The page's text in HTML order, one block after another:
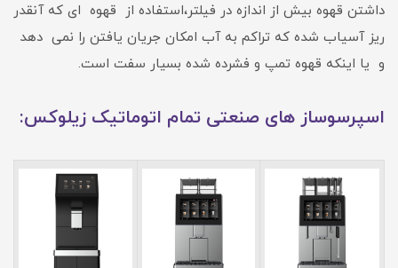
داشتن قهوه بیش از اندازه در فیلتر،استفاده از قهوه ای که آنقدر
ریز آسیاب شده که تراکم به آب امکان جریان یافتن را نمی دهد
و یا اینکه قهوه تمپ و فشرده شده بسیار سفت است.
اسپرسوساز های صنعتی تمام اتوماتیک زیلوکس: